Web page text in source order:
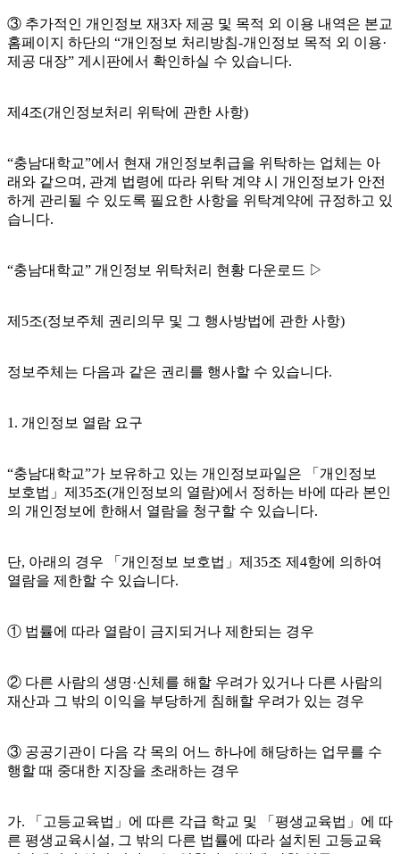
③ 추가적인 개인정보 재3자 제공 및 목적 외 이용 내역은 본교
홈페이지 하단의 “개인정보 처리방침-개인정보 목적 외 이용·
제공 대장” 게시판에서 확인하실 수 있습니다.
제4조(개인정보처리 위탁에 관한 사항)
“충남대학교”에서 현재 개인정보취급을 위탁하는 업체는 아
래와 같으며, 관계 법령에 따라 위탁 계약 시 개인정보가 안전
하게 관리될 수 있도록 필요한 사항을 위탁계약에 규정하고 있
습니다.
“충남대학교” 개인정보 위탁처리 현황 다운로드 ▷
제5조(정보주체 권리의무 및 그 행사방법에 관한 사항)
정보주체는 다음과 같은 권리를 행사할 수 있습니다.
1. 개인정보 열람 요구
“충남대학교”가 보유하고 있는 개인정보파일은 「개인정보
보호법」제35조(개인정보의 열람)에서 정하는 바에 따라 본인
의 개인정보에 한해서 열람을 청구할 수 있습니다.
단, 아래의 경우 「개인정보 보호법」제35조 제4항에 의하여
열람을 제한할 수 있습니다.
① 법률에 따라 열람이 금지되거나 제한되는 경우
② 다른 사람의 생명·신체를 해할 우려가 있거나 다른 사람의
재산과 그 밖의 이익을 부당하게 침해할 우려가 있는 경우
③ 공공기관이 다음 각 목의 어느 하나에 해당하는 업무를 수
행할 때 중대한 지장을 초래하는 경우
가. 「고등교육법」에 따른 각급 학교 및 「평생교육법」에 따
른 평생교육시설, 그 밖의 다른 법률에 따라 설치된 고등교육